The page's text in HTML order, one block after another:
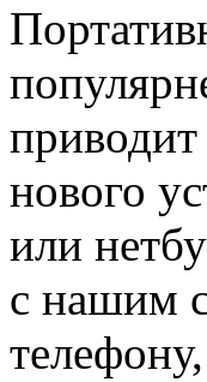
приводит
нового
или
с нашим